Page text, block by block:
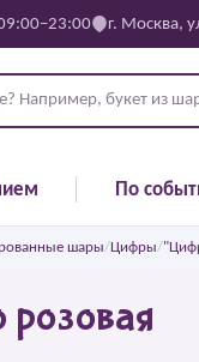
г. Москва,
По
шары/Цифры/
розовая